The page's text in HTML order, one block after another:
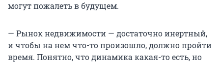
могут пожалеть в будущем.
— Рынок недвижимости — достаточно инертный,
и чтобы на нем что-то произошло, должно пройти
время. Понятно, что динамика какая-то есть, но